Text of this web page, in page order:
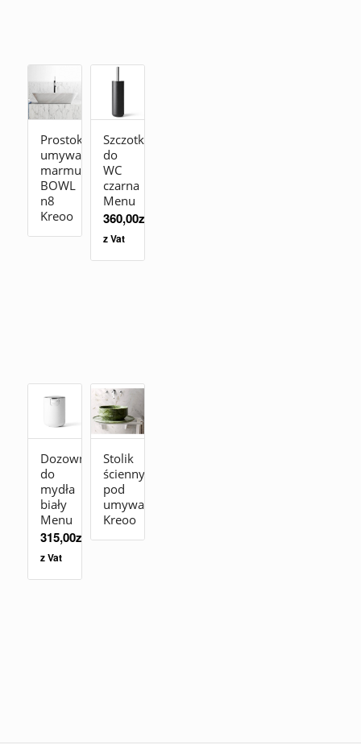
Prostokątna
umywalka
marmur
BOWL
n8
Kreoo
Szczotka
do
WC
czarna
Menu
360,00zł
z Vat
Dozownik
do
mydła
biały
Menu
315,00zł
z Vat
Stolik
ścienny
pod
umywalkę
Kreoo